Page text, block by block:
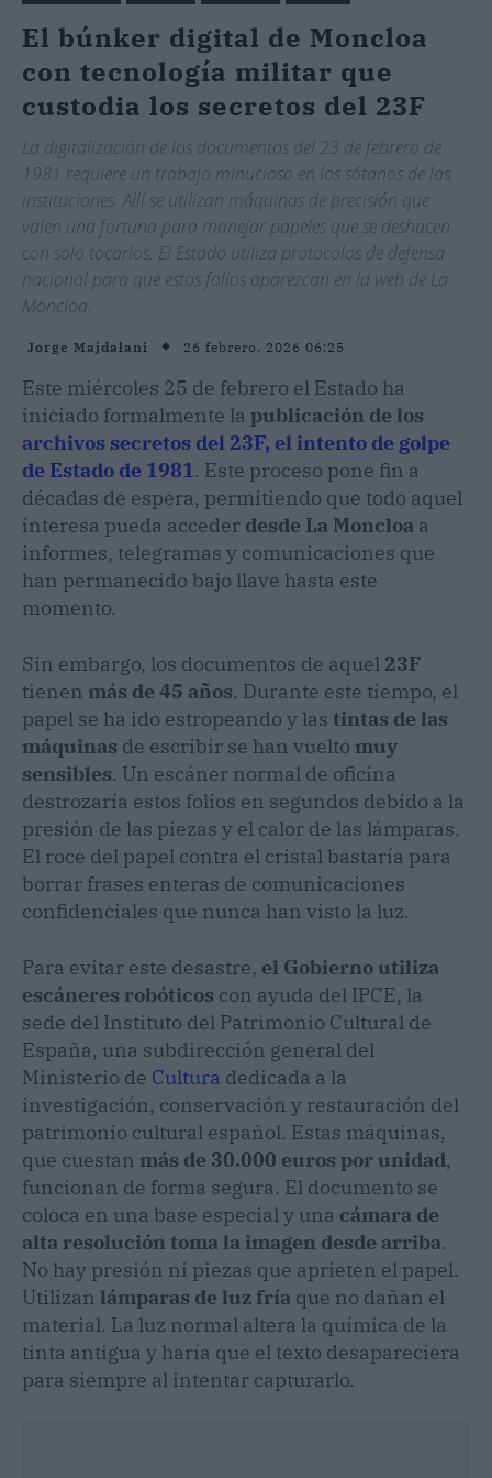
El búnker digital de Moncloa
con tecnología militar que
custodia los secretos del 23F
La digitalización de los documentos del 23 de febrero de
1981 requiere un trabajo minucioso en los sótanos de las
instituciones. Allí se utilizan máquinas de precisión que
valen una fortuna para manejar papeles que se deshacen
con solo tocarlos. El Estado utiliza protocolos de defensa
nacional para que estos folios aparezcan en la web de La
Moncloa.
Jorge Majdalani 26 febrero, 2026 06:25
Este miércoles 25 de febrero el Estado ha
iniciado formalmente la publicación de los
archivos secretos del 23F, el intento de golpe
de Estado de 1981. Este proceso pone fin a
décadas de espera, permitiendo que todo aquel
interesa pueda acceder desde La Moncloa a
informes, telegramas y comunicaciones que
han permanecido bajo llave hasta este
momento.
Sin embargo, los documentos de aquel 23F
tienen más de 45 años. Durante este tiempo, el
papel se ha ido estropeando y las tintas de las
máquinas de escribir se han vuelto muy
sensibles. Un escáner normal de oficina
destrozaría estos folios en segundos debido a la
presión de las piezas y el calor de las lámparas.
El roce del papel contra el cristal bastaría para
borrar frases enteras de comunicaciones
confidenciales que nunca han visto la luz.
Para evitar este desastre, el Gobierno utiliza
escáneres robóticos con ayuda del IPCE, la
sede del Instituto del Patrimonio Cultural de
España, una subdirección general del
Ministerio de Cultura dedicada a la
investigación, conservación y restauración del
patrimonio cultural español. Estas máquinas,
que cuestan más de 30.000 euros por unidad,
funcionan de forma segura. El documento se
coloca en una base especial y una cámara de
alta resolución toma la imagen desde arriba.
No hay presión ni piezas que aprieten el papel.
Utilizan lámparas de luz fría que no dañan el
material. La luz normal altera la química de la
tinta antigua y haría que el texto desapareciera
para siempre al intentar capturarlo.